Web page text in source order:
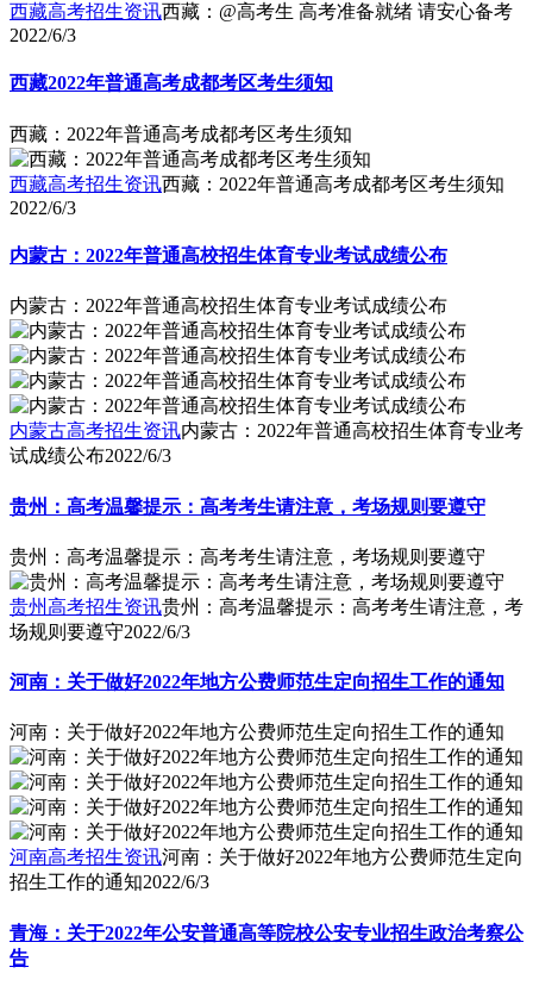
西藏高考招生资讯西藏：@高考生 高考准备就绪 请安心备考
2022/6/3
西藏2022年普通高考成都考区考生须知
西藏：2022年普通高考成都考区考生须知
西藏高考招生资讯西藏：2022年普通高考成都考区考生须知
2022/6/3
内蒙古：2022年普通高校招生体育专业考试成绩公布
内蒙古：2022年普通高校招生体育专业考试成绩公布
内蒙古高考招生资讯内蒙古：2022年普通高校招生体育专业考
试成绩公布2022/6/3
贵州：高考温馨提示：高考考生请注意，考场规则要遵守
贵州：高考温馨提示：高考考生请注意，考场规则要遵守
贵州高考招生资讯贵州：高考温馨提示：高考考生请注意，考
场规则要遵守2022/6/3
河南：关于做好2022年地方公费师范生定向招生工作的通知
河南：关于做好2022年地方公费师范生定向招生工作的通知
河南高考招生资讯河南：关于做好2022年地方公费师范生定向
招生工作的通知2022/6/3
青海：关于2022年公安普通高等院校公安专业招生政治考察公
告